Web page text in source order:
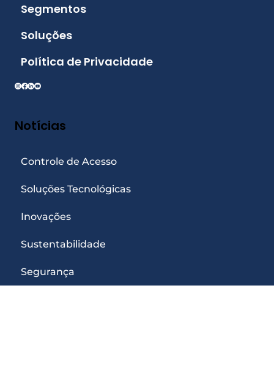
Segmentos
Soluções
Política de Privacidade
Notícias
Controle de Acesso
Soluções Tecnológicas
Inovações
Sustentabilidade
Segurança